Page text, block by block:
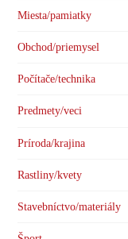
Miesta/pamiatky
Obchod/priemysel
Počítače/technika
Predmety/veci
Príroda/krajina
Rastliny/kvety
Stavebníctvo/materiály